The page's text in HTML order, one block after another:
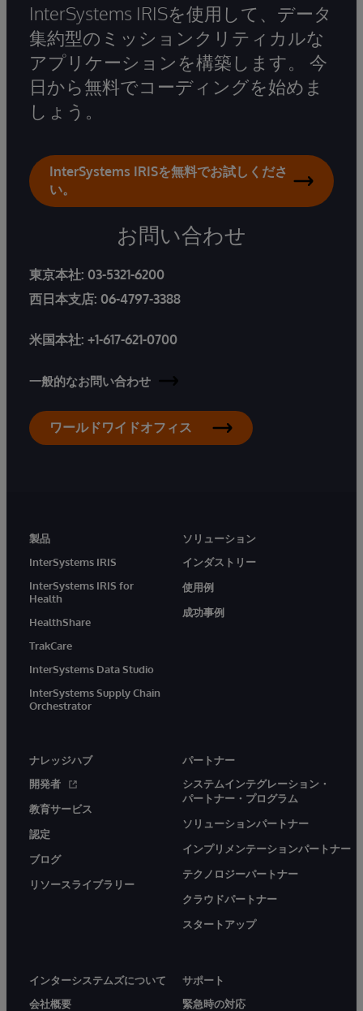
InterSystems IRISを使用して、データ
集約型のミッションクリティカルな
アプリケーションを構築します。 今
日から無料でコーディングを始めま
しょう。
InterSystems IRISを無料でお試しくださ
い。
お問い合わせ
東京本社: 03-5321-6200
西日本支店: 06-4797-3388
米国本社: +1-617-621-0700
一般的なお問い合わせ
ワールドワイドオフィス
製品
InterSystems IRIS
InterSystems IRIS for
Health
HealthShare
TrakCare
InterSystems Data Studio
InterSystems Supply Chain
Orchestrator
ソリューション
インダストリー
使用例
成功事例
ナレッジハブ
開発者
教育サービス
認定
ブログ
リソースライブラリー
パートナー
システムインテグレーション・
パートナー・プログラム
ソリューションパートナー
インプリメンテーションパートナー
テクノロジーパートナー
クラウドパートナー
スタートアップ
インターシステムズについて
会社概要
サポート
緊急時の対応